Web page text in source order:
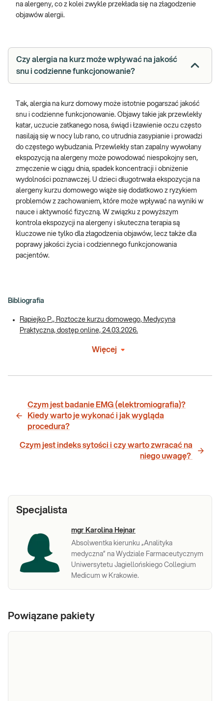
na alergeny, co z kolei zwykle przekłada się na złagodzenie
objawów alergii.
Czy alergia na kurz może wpływać na jakość
snu i codzienne funkcjonowanie?
Tak, alergia na kurz domowy może istotnie pogarszać jakość
snu i codzienne funkcjonowanie. Objawy takie jak przewlekły
katar, uczucie zatkanego nosa, świąd i łzawienie oczu często
nasilają się w nocy lub rano, co utrudnia zasypianie i prowadzi
do częstego wybudzania. Przewlekły stan zapalny wywołany
ekspozycją na alergeny może powodować niespokojny sen,
zmęczenie w ciągu dnia, spadek koncentracji i obniżenie
wydolności poznawczej. U dzieci długotrwała ekspozycja na
alergeny kurzu domowego wiąże się dodatkowo z ryzykiem
problemów z zachowaniem, które może wpływać na wyniki w
nauce i aktywność fizyczną. W związku z powyższym
kontrola ekspozycji na alergeny i skuteczna terapia są
kluczowe nie tylko dla złagodzenia objawów, lecz także dla
poprawy jakości życia i codziennego funkcjonowania
pacjentów.
Bibliografia
Rapiejko P., Roztocze kurzu domowego, Medycyna
Praktyczna, dostęp online, 24.03.2026.
Więcej
Czym jest badanie EMG (elektromiografia)?
Kiedy warto je wykonać i jak wygląda
procedura?
Czym jest indeks sytości i czy warto zwracać na
niego uwagę?
Specjalista
mgr Karolina Hejnar
Absolwentka kierunku „Analityka
medyczna” na Wydziale Farmaceutycznym
Uniwersytetu Jagiellońskiego Collegium
Medicum w Krakowie.
Powiązane pakiety